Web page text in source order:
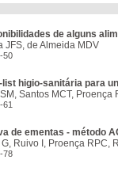
de alguns
JFS, de Almeida MDV
50
list higio-sanitária para
Santos MCT, Proença
61
de ementas - método
Ruivo I, Proença RPC,
78